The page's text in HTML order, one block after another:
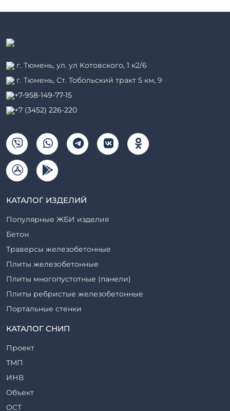
г. Тюмень, ул. ул Котовского, 1 к2/6
г. Тюмень, ​Ст. Тобольский тракт 5 км, 9
+7-958-149-77-15
+7 (3452) 226-220
КАТАЛОГ ИЗДЕЛИЙ
Популярные ЖБИ изделия
Бетон
Траверсы железобетонные
Плиты железобетонные
Плиты многопустотные (панели)
Плиты ребристые железобетонные
Портальные стенки
Прогоны железобетонные
Ригели железобетонные
Сваи железобетонные
Стеновые блоки
Стойки железобетонные
КАТАЛОГ СНИП
Проект
ТМП
ИНВ
Объект
ОСТ